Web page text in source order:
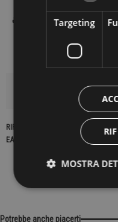
DETTAGLI DEL PRODOTTO
RIFERIMENTO
EAN13
Potrebbe anche piacerti
Targeting
MOSTRA